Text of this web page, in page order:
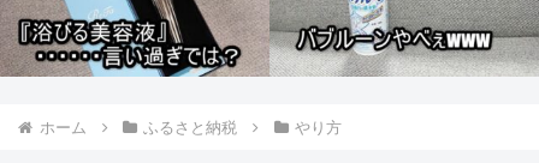
ホーム ふるさと納税 やり方